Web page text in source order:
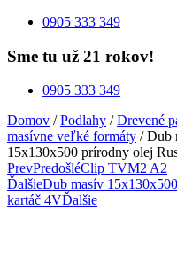
0905 333 349
Sme tu už 21 rokov!
0905 333 349
Domov /Podlahy /Drevené
masívne veľké formáty / Dub
15x130x500 prírodny olej
PrevPredošléClip TVM2 A2
ĎalšieDub masív
kartáč 4VĎalšie